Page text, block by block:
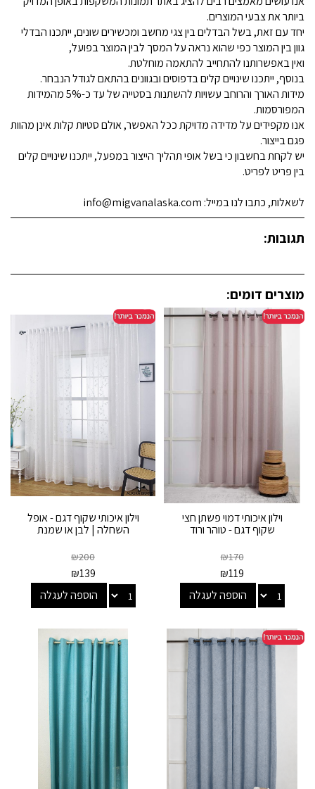
ביותר את צבעי המוצרים.
יחד עם זאת, בשל הבדלים בין צגי מחשב ומכשירים שונים, ייתכנו הבדלי
גוון בין המוצר כפי שהוא נראה על המסך לבין המוצר בפועל,
ואין באפשרותנו להתחייב להתאמה מוחלטת.
בנוסף, ייתכנו שינויים קלים בדפוסים ובגוונים בהתאם לגודל הנבחר.
מידות האורך והרוחב עשויות להשתנות בסטייה של עד כ-5% מהמידות
המפורסמות.
אנו מקפידים על מדידה מדויקת ככל האפשר, אולם סטיות קלות אינן מהוות
פגם בייצור.
יש לקחת בחשבון כי בשל אופי תהליך הייצור במפעל, ייתכנו שינויים קלים
בין פריט לפריט.
לשאלות, כתבו לנו במייל: info@migvanalaska.com
תגובות:
מוצרים דומים:
וילון איכותי דמוי פשתן חצי
שקוף דגם - טוהר ורוד
₪170
₪119
הוספה לעגלה
וילון איכותי שקוף דגם - אופל
השחלה | לבן או שמנת
₪200
₪139
הוספה לעגלה